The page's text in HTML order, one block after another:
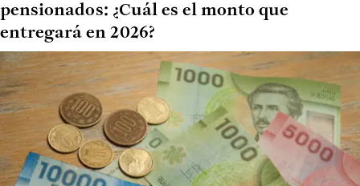
pensionados: ¿Cuál es el monto que
entregará en 2026?